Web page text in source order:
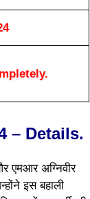
– Details.
एमआर अग्निवीर
इस बहाली